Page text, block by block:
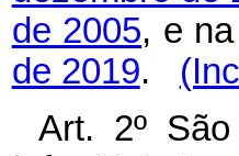
de 2005, e na
de 2019.
Art. 2º